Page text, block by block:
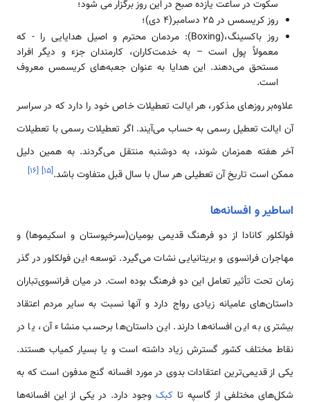
سکوت در ساعت یازده صبح در این روز برگزار می شود؛
روز کریسمس در 25 دسامبر(4 دی)؛
روز باکسینگ،(Boxing):‌ مردمان محترم و اصیل ‌هدایایی را - که
معمولاً پول است – به خدمت‌کاران، ‌کارمندان جزء و دیگر افراد
مستحق می‌دهند. این هدایا به عنوان جعبه‌های کریسمس معروف
است.
علاوه‌بر روزهای مذکور، هر ایالت تعطیلات خاص خود را دارد که در سراسر
آن ایالت تعطیل رسمی به حساب می‌آیند. اگر تعطیلات رسمی با تعطیلات
آخر هفته همزمان شوند، به دوشنبه منتقل می‌گردند. به همین دلیل
ممکن است تاریخ آن تعطیلی هر سال با سال قبل متفاوت باشد.[۱۵]
[۱۶]
اساطیر و افسانه‌ها
فولکلور کانادا از دو فرهنگ قدیمی بومیان(سرخپوستان و اسکیموها) و
مهاجران فرانسوی و بریتانیایی نشات می‌گیرد. توسعه این فولکلور در گذر
زمان تحت تأثیر تعامل این دو فرهنگ بوده است. در میان فرانسوی‌تباران
داستان‌های عامیانه زیادی رواج دارد و آنها نسبت به سایر مردم اعتقاد
بیشتری به این افسانه‌ها دارند. این داستان‌ها برحسب منشاء آن، یا در
نقاط مختلف کشور گسترش زیاد داشته است و یا بسیار کمیاب هستند.
یکی از قدیمی‌ترین اعتقادات بدوی در مورد افسانه گنج مدفون است که به
شکل‌های مختلفی از گاسپه تا کبک وجود دارد. در یکی از این افسانه‌ها